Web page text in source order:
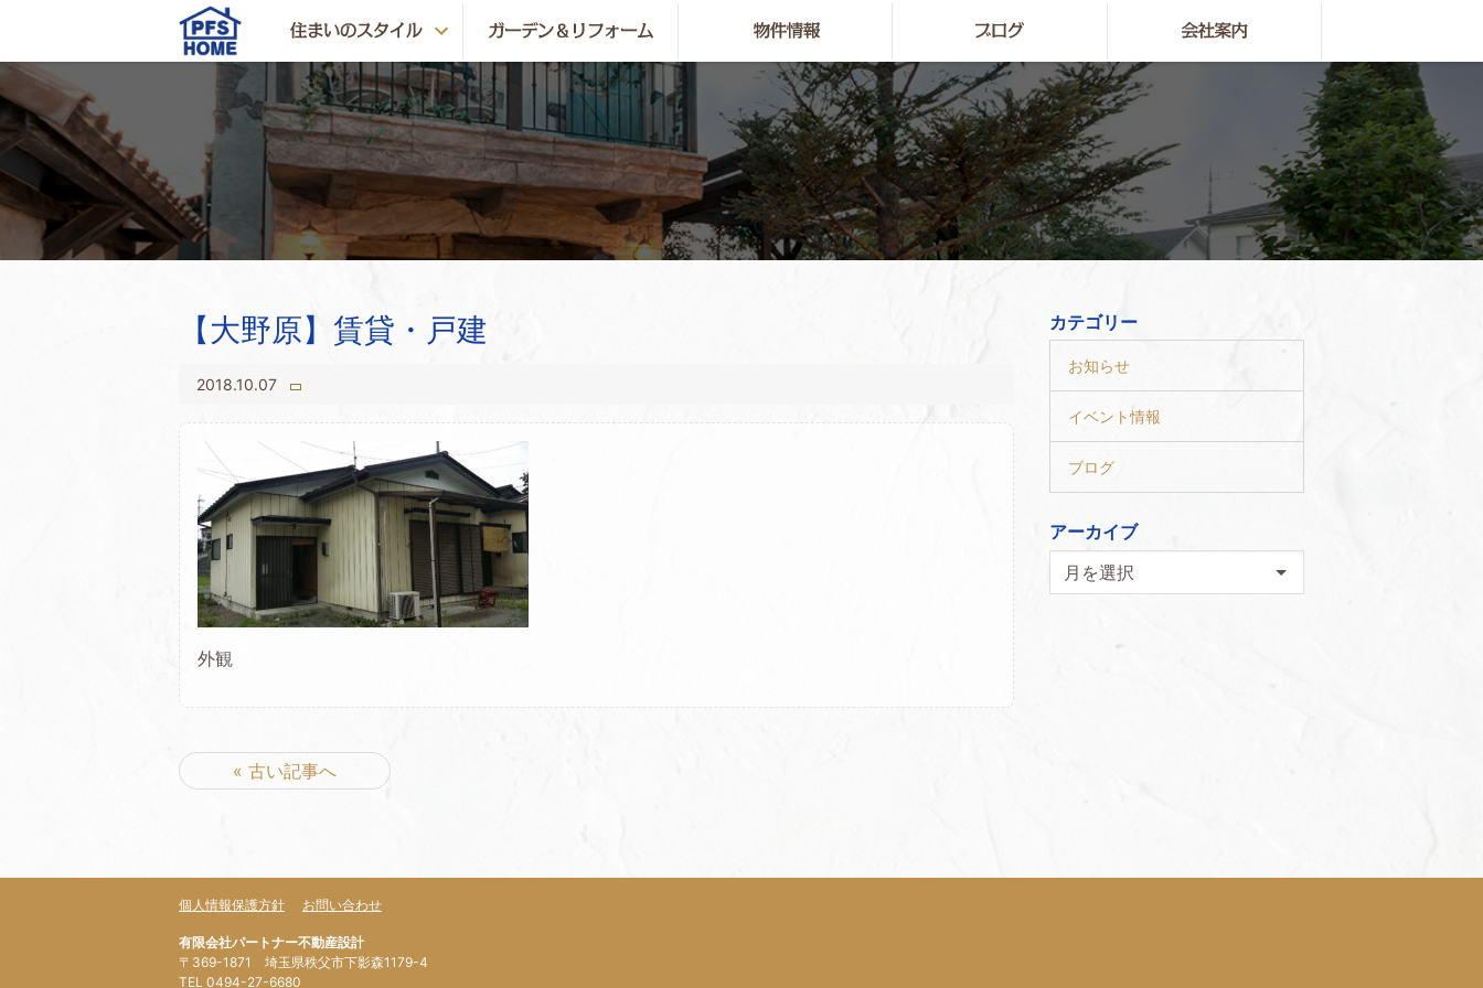
【大野原】賃貸・戸建
2018.10.07
外観
« 古い記事へ
カテゴリー
お知らせ
イベント情報
ブログ
アーカイブ
個人情報保護方針 お問い合わせ
有限会社パートナー不動産設計
〒369-1871 埼玉県秩父市下影森1179-4
TEL 0494-27-6680